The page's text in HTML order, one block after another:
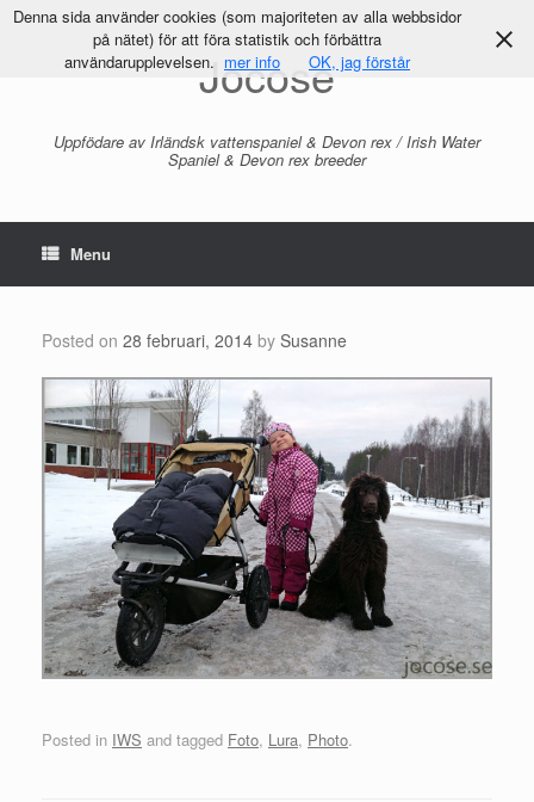
Jocose
Uppfödare av Irländsk vattenspaniel & Devon rex / Irish Water
Spaniel & Devon rex breeder
Menu
Posted on 28 februari, 2014 by Susanne
Posted in IWS and tagged Foto, Lura, Photo.
Denna sida använder cookies (som majoriteten av alla webbsidor
på nätet) för att föra statistik och förbättra
användarupplevelsen. mer info OK, jag förstår